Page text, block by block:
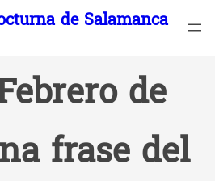
de Salamanca
de
frase del